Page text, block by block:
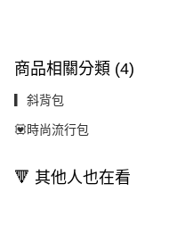
商品相關分類 (4)
▎斜背包
💟時尚流行包
🔻 其他人也在看